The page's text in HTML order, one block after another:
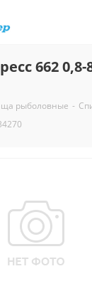
662 0,8-
рыболовные -